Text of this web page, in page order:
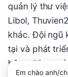
quản lý thư
Libol,
khác. Đội ngũ
tại và phát
bộ realtime
Em chào anh/